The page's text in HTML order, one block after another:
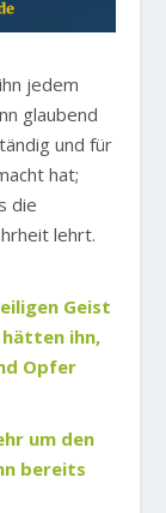
jedem
glaubend
und für
hat;
die
lehrt.
Geist
hätten ihn,
Opfer
um den
bereits